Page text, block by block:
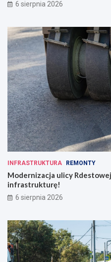
6 sierpnia 2026
INFRASTRUKTURA REMONTY
Modernizacja ulicy
infrastrukturę!
6 sierpnia 2026